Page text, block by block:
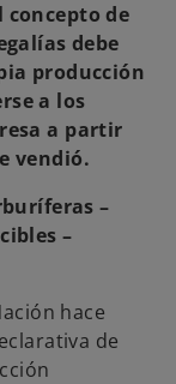
concepto de
debe
producción
a los
a partir
vendió.
–
–
hace
de